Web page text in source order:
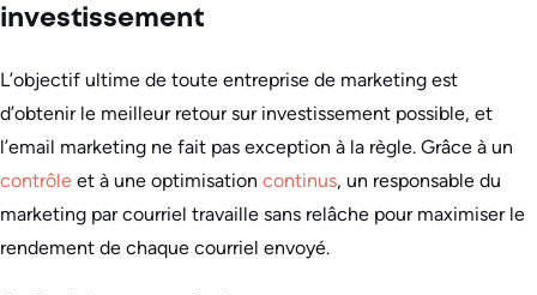
investissement
L’objectif ultime de toute entreprise de marketing est
d’obtenir le meilleur retour sur investissement possible, et
l’email marketing ne fait pas exception à la règle. Grâce à un
contrôle et à une optimisation continus, un responsable du
marketing par courriel travaille sans relâche pour maximiser le
rendement de chaque courriel envoyé.